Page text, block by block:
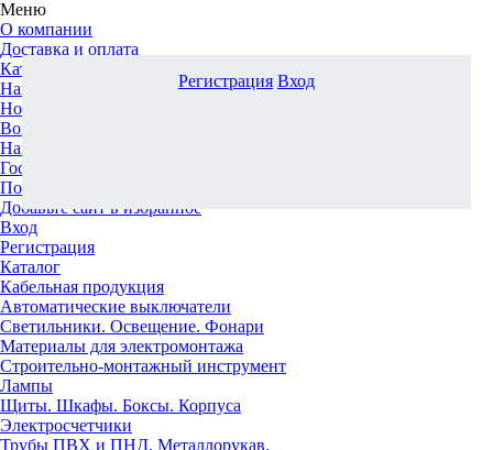
Меню
О компании
Доставка и оплата
Каталог
Наши офисы
Новости и новинки
Вопрос-ответ
Наша команда
Гос. заказчикам
Поставщикам
Добавьте сайт в избранное
Вход
Регистрация
Каталог
Кабельная продукция
Автоматические выключатели
Светильники. Освещение. Фонари
Материалы для электромонтажа
Строительно-монтажный инструмент
Лампы
Щиты. Шкафы. Боксы. Корпуса
Электросчетчики
Трубы ПВХ и ПНД. Металлорукав.
Регистрация Вход